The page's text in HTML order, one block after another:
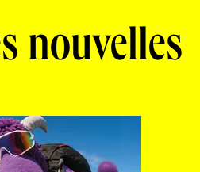
nouvelles